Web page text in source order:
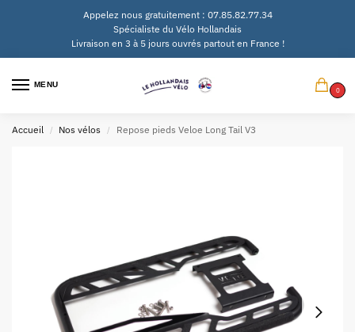
Appelez nous gratuitement : 07.85.82.77.34
Spécialiste du Vélo Hollandais
Livraison en 3 à 5 jours ouvrés partout en France !
MENU
0
Accueil / Nos vélos / Repose pieds Veloe Long Tail V3